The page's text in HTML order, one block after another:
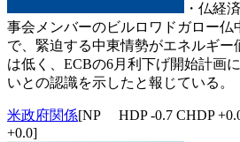
・仏経
事会メンバーのビルロワドガロー仏
で、緊迫する中東情勢がエネルギー
は低く、ECBの6月利下げ開始計画
いとの認識を示したと報じている。
米政府関係[NP HDP -0.7 CHDP
+0.0]